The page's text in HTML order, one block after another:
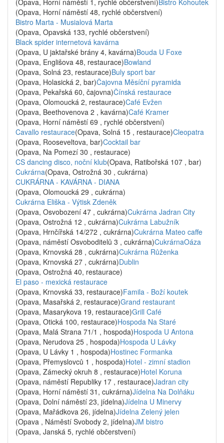
(Opava, Horní náměstí 1, rychlé občerstvení)Bistro Kohoutek
(Opava, Horní náměstí 48, rychlé občerstvení)
Bistro Marta - Musialová Marta
(Opava, Opavská 133, rychlé občerstvení)
Black spider internetová kavárna
(Opava, U jaktařské brány 4, kavárna)Bouda U Foxe
(Opava, Englišova 48, restaurace)Bowland
(Opava, Solná 23, restaurace)Buly sport bar
(Opava, Holasická 2, bar)Čajovna Měsíční pyramida
(Opava, Pekařská 60, čajovna)Čínská restaurace
(Opava, Olomoucká 2, restaurace)Café Evžen
(Opava, Beethovenova 2 , kavárna)Café Kramer
(Opava, Horní náměstí 69 , rychlé občerstvení)
Cavallo restaurace(Opava, Solná 15 , restaurace)Cleopatra
(Opava, Rooseveltova, bar)Cocktail bar
(Opava, Na Pomezí 30 , restaurace)
CS dancing disco, noční klub(Opava, Ratibořská 107 , bar)
Cukrárna(Opava, Ostrožná 30 , cukrárna)
CUKRÁRNA - KAVÁRNA - DIANA
(Opava, Olomoucká 29 , cukrárna)
Cukrárna Eliška - Výtisk Zdeněk
(Opava, Osvobození 47 , cukrárna)Cukrárna Jadran City
(Opava, Ostrožná 12 , cukrárna)Cukrárna Labužník
(Opava, Hrnčířská 14/272 , cukrárna)Cukrárna Mateo caffe
(Opava, náměstí Osvoboditelů 3 , cukrárna)CukrárnaOáza
(Opava, Krnovská 28 , cukrárna)Cukrárna Růženka
(Opava, Krnovská 27 , cukrárna)Dublin
(Opava, Ostrožná 40, restaurace)
El paso - mexická restaurace
(Opava, Krnovská 33, restaurace)Famila - Boží koutek
(Opava, Masařská 2, restaurace)Grand restaurant
(Opava, Masarykova 19, restaurace)Grill Café
(Opava, Otická 100, restaurace)Hospoda Na Staré
(Opava, Malá Strana 71/1 , hospoda)Hospoda U Antona
(Opava, Nerudova 25 , hospoda)Hospoda U Lávky
(Opava, U Lávky 1 , hospoda)Hostinec Formanka
(Opava, Přemyslovců 1 , hospoda)Hotel - zimní stadion
(Opava, Zámecký okruh 8 , restaurace)Hotel Koruna
(Opava, náměstí Republiky 17 , restaurace)Jadran city
(Opava, Horní náměstí 31, cukrárna)Jídelna Na Dolňáku
(Opava, Dolní náměstí 23, jídelna)Jídelna U Minervy
(Opava, Mařádkova 26, jídelna)Jídelna Zelený jelen
(Opava , Náměstí Svobody 2, jídelna)JM bistro
(Opava, Janská 5, rychlé občerstvení)